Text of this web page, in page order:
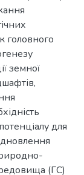
головного
земної
для
(ГС)